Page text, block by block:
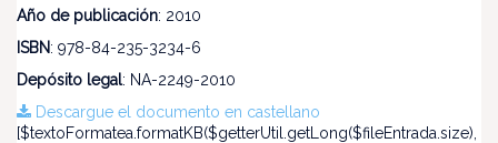
Año de publicación: 2010
ISBN: 978-84-235-3234-6
Depósito legal: NA-2249-2010
Descargue el documento en castellano
[$textoFormatea.formatKB($getterUtil.getLong($fileEntrada.size),